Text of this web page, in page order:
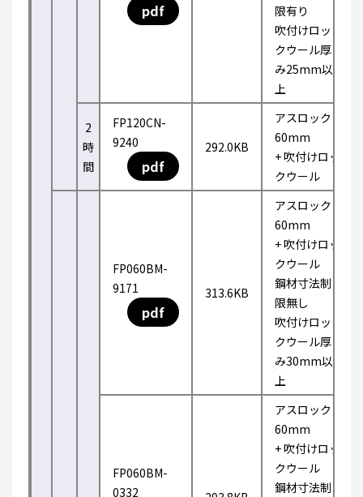
pdf
限有り
吹付けロッ
クウール厚
み25mm以
上
2
時
間
FP120CN-
9240
pdf
292.0KB
アスロック
60mm
+ 吹付けロッ
クウール
FP060BM-
9171
pdf
313.6KB
アスロック
60mm
+ 吹付けロッ
クウール
鋼材寸法制
限無し
吹付けロッ
クウール厚
み30mm以
上
FP060BM-
0332
アスロック
60mm
+ 吹付けロッ
クウール
鋼材寸法制